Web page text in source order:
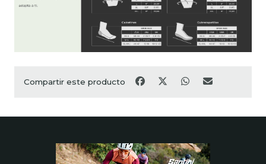
Compartir este producto